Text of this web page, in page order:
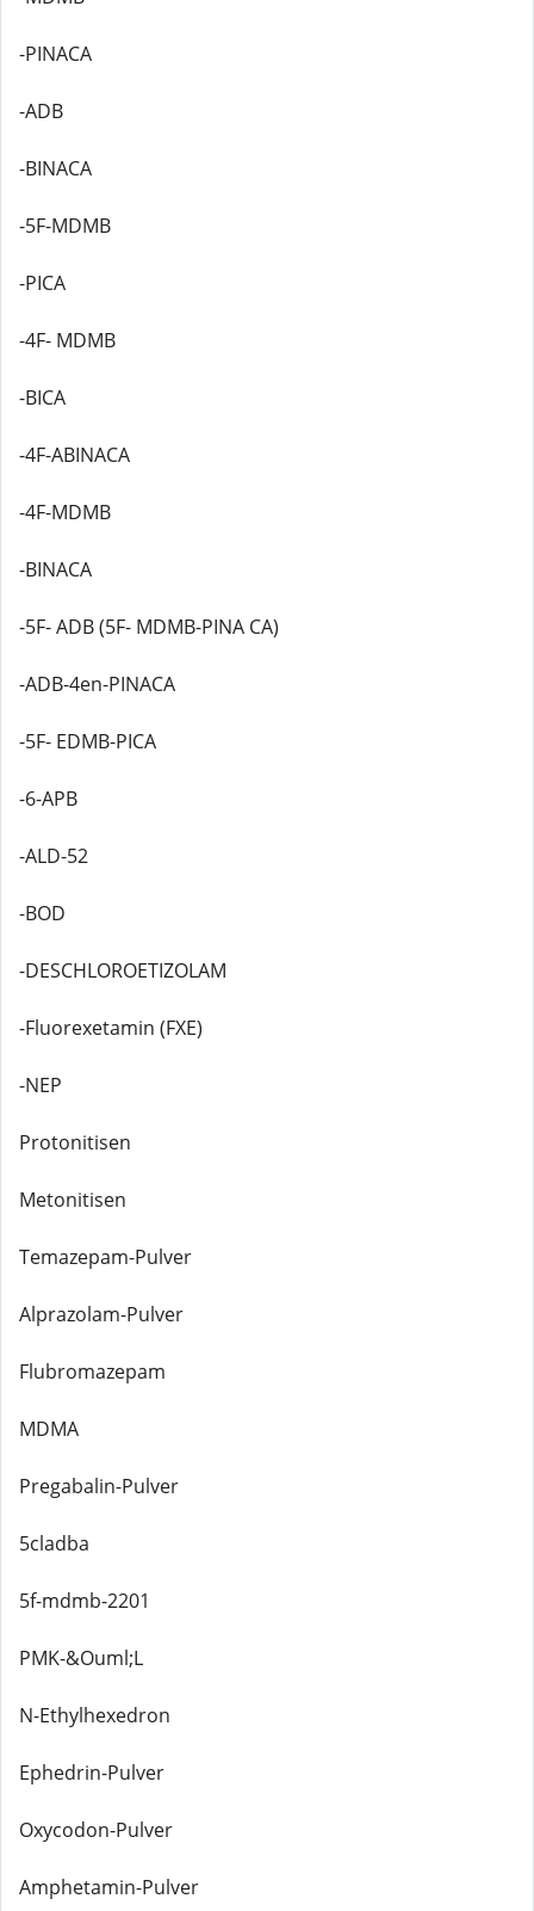
-PINACA
-ADB
-BINACA
-5F-MDMB
-PICA
-4F- MDMB
-BICA
-4F-ABINACA
-4F-MDMB
-BINACA
-5F- ADB (5F- MDMB-PINA CA)
-ADB-4en-PINACA
-5F- EDMB-PICA
-6-APB
-ALD-52
-BOD
-DESCHLOROETIZOLAM
-Fluorexetamin (FXE)
-NEP
Protonitisen
Metonitisen
Temazepam-Pulver
Alprazolam-Pulver
Flubromazepam
MDMA
Pregabalin-Pulver
5cladba
5f-mdmb-2201
PMK-&Ouml;L
N-Ethylhexedron
Ephedrin-Pulver
Oxycodon-Pulver
Amphetamin-Pulver